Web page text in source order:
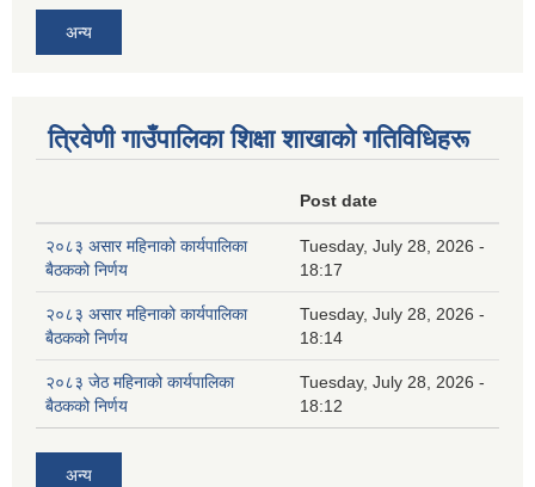
अन्य
त्रिवेणी गाउँपालिका शिक्षा शाखाकाे गतिविधिहरू
Post date
२०८३ असार महिनाको कार्यपालिका
बैठकको निर्णय
Tuesday, July 28, 2026 -
18:17
२०८३ असार महिनाको कार्यपालिका
बैठकको निर्णय
Tuesday, July 28, 2026 -
18:14
२०८३ जेठ महिनाको कार्यपालिका
बैठकको निर्णय
Tuesday, July 28, 2026 -
18:12
अन्य